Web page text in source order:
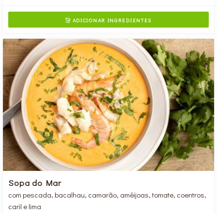
ADICIONAR INGREDIENTES
Sopa do Mar
com pescada, bacalhau, camarão, amêijoas, tomate, coentros,
caril e lima